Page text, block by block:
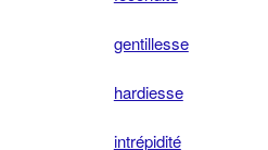
gentillesse
hardiesse
intrépidité